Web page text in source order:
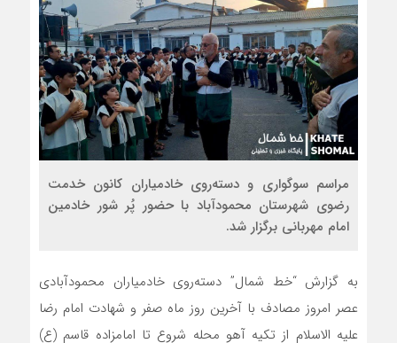
مراسم سوگواری و دسته‌روی خادمیاران کانون خدمت
رضوی شهرستان محمودآباد با حضور پُر شور خادمین
امام مهربانی برگزار شد.
به گزارش “خط شمال” دسته‌روی خادمیاران محمودآبادی
عصر امروز مصادف با آخرین روز ماه صفر و شهادت امام رضا
علیه الاسلام از تکیه آهو محله شروع تا امامزاده قاسم (ع)